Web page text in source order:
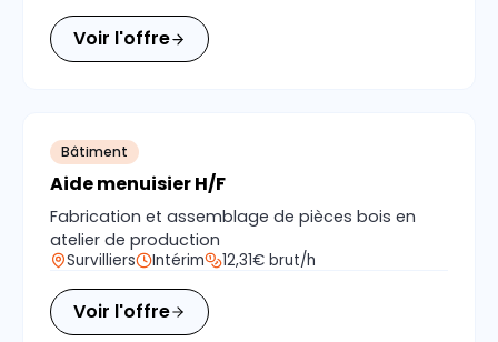
Voir l'offre
Bâtiment
Aide menuisier H/F
Fabrication et assemblage de pièces bois en
atelier de production
Survilliers Intérim 12,31€ brut/h
Voir l'offre